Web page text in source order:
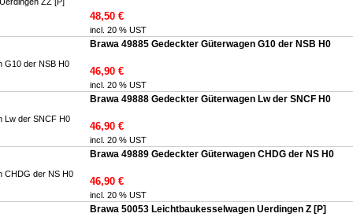
48,50 €
incl. 20 % UST
Brawa 49885 Gedeckter Güterwagen G10 der NSB H0
46,90 €
incl. 20 % UST
Brawa 49888 Gedeckter Güterwagen Lw der SNCF H0
46,90 €
incl. 20 % UST
Brawa 49889 Gedeckter Güterwagen CHDG der NS H0
46,90 €
incl. 20 % UST
Brawa 50053 Leichtbaukesselwagen Uerdingen Z [P]